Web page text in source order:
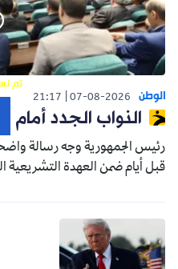
تم
الوطن 07-08-2026
21:17
النواب الجدد أمام
رئيس الجمهورية وجه رسالة
قبل أيام ضمن العهدة التشريعية